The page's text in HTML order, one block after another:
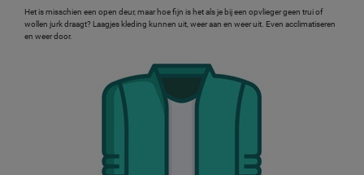
Het is misschien een open deur, maar hoe fijn is het als je bij een opvlieger geen trui of
wollen jurk draagt? Laagjes kleding kunnen uit, weer aan en weer uit. Even acclimatiseren
en weer door.